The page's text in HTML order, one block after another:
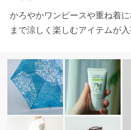
かろやかワンピースや重ね着
まで涼しく楽しむアイテムが入